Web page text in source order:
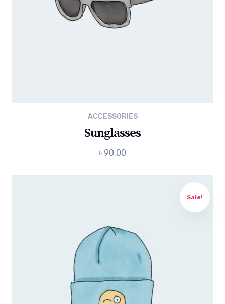
ACCESSORIES
Sunglasses
৳ 90.00
Sale!